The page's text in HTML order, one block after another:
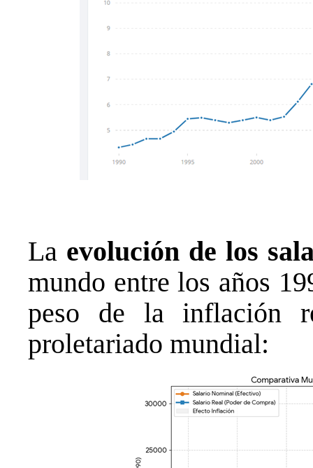
La evolución de los
mundo entre los años
peso de la inflación
proletariado mundial: